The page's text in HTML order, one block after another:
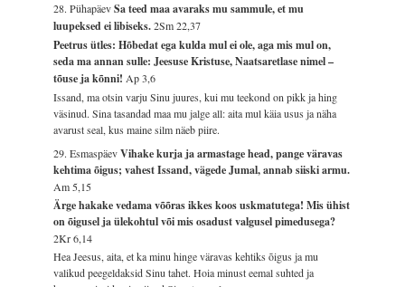
28. PühapäevSa teed maa avaraks mu sammule, et mu
luupeksed ei libiseks.2Sm 22,37
Peetrus ütles: Hõbedat ega kulda mul ei ole, aga mis mul on,
seda ma annan sulle: Jeesuse Kristuse, Naatsaretlase nimel –
tõuse ja kõnni!Ap 3,6
Issand, ma otsin varju Sinu juures, kui mu teekond on pikk ja hing
väsinud. Sina tasandad maa mu jalge all: aita mul käia usus ja näha
avarust seal, kus maine silm näeb piire.
29. EsmaspäevVihake kurja ja armastage head, pange väravas
kehtima õigus; vahest Issand, vägede Jumal, annab siiski armu.
Am 5,15
Ärge hakake vedama võõras ikkes koos uskmatutega! Mis ühist
on õigusel ja ülekohtul või mis osadust valgusel pimedusega?
2Kr 6,14
Hea Jeesus, aita, et ka minu hinge väravas kehtiks õigus ja mu
valikud peegeldaksid Sinu tahet. Hoia minust eemal suhted ja